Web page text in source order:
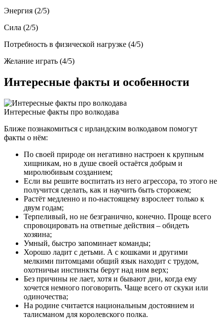
Энергия (2/5)
Сила (2/5)
Потребность в физической нагрузке (4/5)
Желание играть (4/5)
Интересные факты и особенности
Интересные факты про волкодава
Ближе познакомиться с ирландским волкодавом помогут
факты о нём:
По своей природе он негативно настроен к крупным
хищникам, но в душе своей остаётся добрым и
миролюбивым созданием;
Если вы решите воспитать из него агрессора, то этого не
получится сделать, как и научить быть сторожем;
Растёт медленно и по-настоящему взрослеет только к
двум годам;
Терпеливый, но не безгранично, конечно. Проще всего
спровоцировать на ответные действия – обидеть
хозяина;
Умный, быстро запоминает команды;
Хорошо ладит с детьми. А с кошками и другими
мелкими питомцами общий язык находит с трудом,
охотничьи инстинкты берут над ним верх;
Без причины не лает, хотя и бывают дни, когда ему
хочется немного поговорить. Чаще всего от скуки или
одиночества;
На родине считается национальным достоянием и
талисманом для королевского полка.